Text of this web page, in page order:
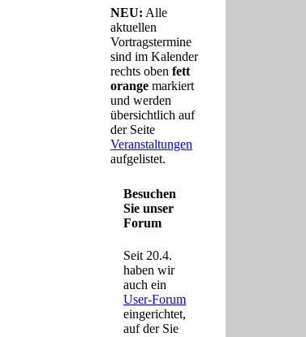
NEU: Alle
aktuellen
Vortragstermine
sind im Kalender
rechts oben fett
orange markiert
und werden
übersichtlich auf
der Seite
Veranstaltungen
aufgelistet.
Besuchen
Sie unser
Forum
Seit 20.4.
haben wir
auch ein
User-Forum
eingerichtet,
auf der Sie